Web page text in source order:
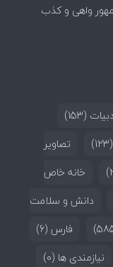
واهی و کذب
(153)
(123)
تصاویر
خانه خاص
دانش و سلامت
فارس (6)
نیازمندی ها (0)